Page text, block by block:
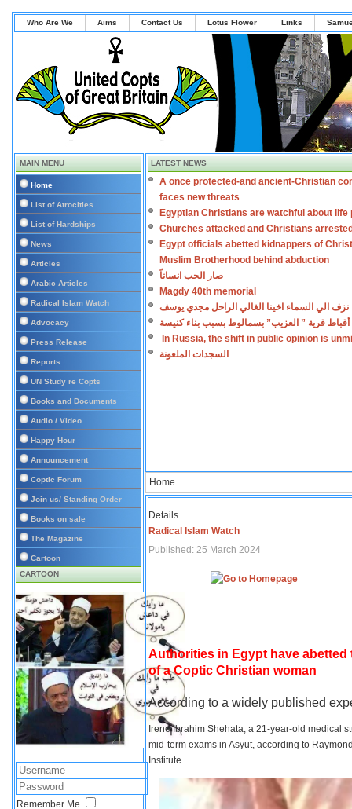
Who Are We Aims Contact Us Lotus Flower Links
MAIN MENU
Home
List of Atrocities
List of Hardships
News
Articles
Arabic Articles
Radical Islam Watch
Advocacy
Press Release
Reports
UN Study re Copts
Books and Documents
Audio / Video
Happy Hour
Announcement
Coptic Forum
Join us/ Standing Order
Books on sale
The Magazine
Cartoon
CARTOON
Remember Me
LATEST NEWS
A once protected-and ancient-Christian
faces new threats
Egyptian Christians are watchful about life
Churches attacked and Christians
Egypt officials abetted kidnappers of
Muslim Brotherhood behind abduction
صار الحب انساناً
Magdy 40th memorial
نزف الي السماء اخينا الغالي الراحل مجدي يوسف
أقباط قرية ” العزيب” بسمالوط بسبب بناء كنيسة
In Russia, the shift in public opinion is
السجدات الملعونة
Home
Details
Radical Islam Watch
Published: 25 March 2024
Authorities in Egypt have
of a Coptic Christian woman
According to a widely published
Irene Ibrahim Shehata, a 21-year-old medical
mid-term exams in Asyut, according to
Institute.